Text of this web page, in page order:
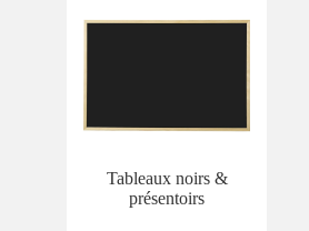
Tableaux noirs &
présentoirs